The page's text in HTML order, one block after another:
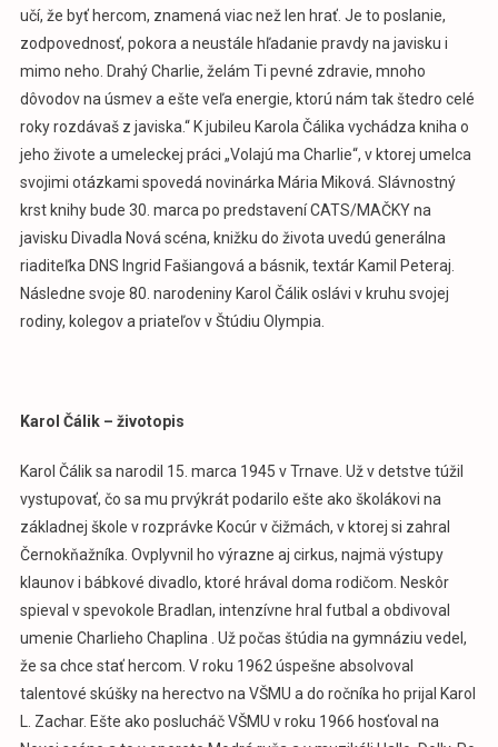
učí, že byť hercom, znamená viac než len hrať. Je to poslanie,
zodpovednosť, pokora a neustále hľadanie pravdy na javisku i
mimo neho. Drahý Charlie, želám Ti pevné zdravie, mnoho
dôvodov na úsmev a ešte veľa energie, ktorú nám tak štedro celé
roky rozdávaš z javiska.“ K jubileu Karola Čálika vychádza kniha o
jeho živote a umeleckej práci „Volajú ma Charlie“, v ktorej umelca
svojimi otázkami spovedá novinárka Mária Miková. Slávnostný
krst knihy bude 30. marca po predstavení CATS/MAČKY na
javisku Divadla Nová scéna, knižku do života uvedú generálna
riaditeľka DNS Ingrid Fašiangová a básnik, textár Kamil Peteraj.
Následne svoje 80. narodeniny Karol Čálik oslávi v kruhu svojej
rodiny, kolegov a priateľov v Štúdiu Olympia.
Karol Čálik – životopis
Karol Čálik sa narodil 15. marca 1945 v Trnave. Už v detstve túžil
vystupovať, čo sa mu prvýkrát podarilo ešte ako školákovi na
základnej škole v rozprávke Kocúr v čižmách, v ktorej si zahral
Černokňažníka. Ovplyvnil ho výrazne aj cirkus, najmä výstupy
klaunov i bábkové divadlo, ktoré hrával doma rodičom. Neskôr
spieval v spevokole Bradlan, intenzívne hral futbal a obdivoval
umenie Charlieho Chaplina . Už počas štúdia na gymnáziu vedel,
že sa chce stať hercom. V roku 1962 úspešne absolvoval
talentové skúšky na herectvo na VŠMU a do ročníka ho prijal Karol
L. Zachar. Ešte ako poslucháč VŠMU v roku 1966 hosťoval na